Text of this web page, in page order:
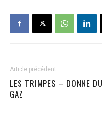
Article précédent
LES TRIMPES – DONNE DU
GAZ